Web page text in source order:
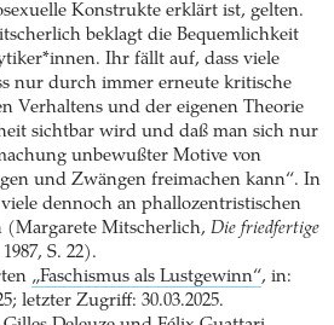
Konstrukte erklärt ist, gelten.
beklagt die Bequemlichkeit
Ihr fällt auf, dass viele
nur durch immer erneute kritische
Verhaltens und der eigenen Theorie
sichtbar wird und daß man sich nur
unbewußter Motive von
und Zwängen freimachen kann“. In
dennoch an phallozentristischen
(Margarete Mitscherlich, Die friedfertige
S. 22).
„Faschismus als Lustgewinn“, in:
letzter Zugriff: 30.03.2025.